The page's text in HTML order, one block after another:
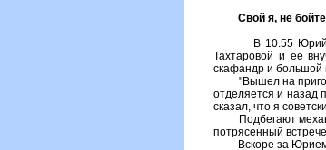
Свой я, не
В 10.55 Юрий
Тахтаровой и ее
скафандр и
"Вышел на
отделяется и назад
сказал, что я
Подбегают
потрясенный
Вскоре за Юрием